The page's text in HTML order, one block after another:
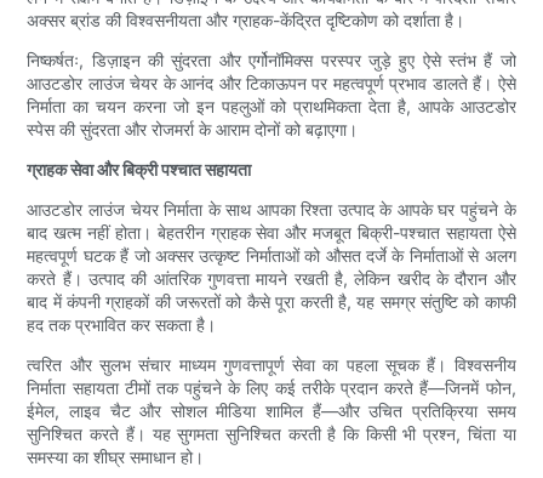
अक्सर ब्रांड की विश्वसनीयता और ग्राहक-केंद्रित दृष्टिकोण को दर्शाता है।
निष्कर्षतः, डिज़ाइन की सुंदरता और एर्गोनॉमिक्स परस्पर जुड़े हुए ऐसे स्तंभ हैं जो
आउटडोर लाउंज चेयर के आनंद और टिकाऊपन पर महत्वपूर्ण प्रभाव डालते हैं। ऐसे
निर्माता का चयन करना जो इन पहलुओं को प्राथमिकता देता है, आपके आउटडोर
स्पेस की सुंदरता और रोजमर्रा के आराम दोनों को बढ़ाएगा।
ग्राहक सेवा और बिक्री पश्चात सहायता
आउटडोर लाउंज चेयर निर्माता के साथ आपका रिश्ता उत्पाद के आपके घर पहुंचने के
बाद खत्म नहीं होता। बेहतरीन ग्राहक सेवा और मजबूत बिक्री-पश्चात सहायता ऐसे
महत्वपूर्ण घटक हैं जो अक्सर उत्कृष्ट निर्माताओं को औसत दर्जे के निर्माताओं से अलग
करते हैं। उत्पाद की आंतरिक गुणवत्ता मायने रखती है, लेकिन खरीद के दौरान और
बाद में कंपनी ग्राहकों की जरूरतों को कैसे पूरा करती है, यह समग्र संतुष्टि को काफी
हद तक प्रभावित कर सकता है।
त्वरित और सुलभ संचार माध्यम गुणवत्तापूर्ण सेवा का पहला सूचक हैं। विश्वसनीय
निर्माता सहायता टीमों तक पहुंचने के लिए कई तरीके प्रदान करते हैं—जिनमें फोन,
ईमेल, लाइव चैट और सोशल मीडिया शामिल हैं—और उचित प्रतिक्रिया समय
सुनिश्चित करते हैं। यह सुगमता सुनिश्चित करती है कि किसी भी प्रश्न, चिंता या
समस्या का शीघ्र समाधान हो।